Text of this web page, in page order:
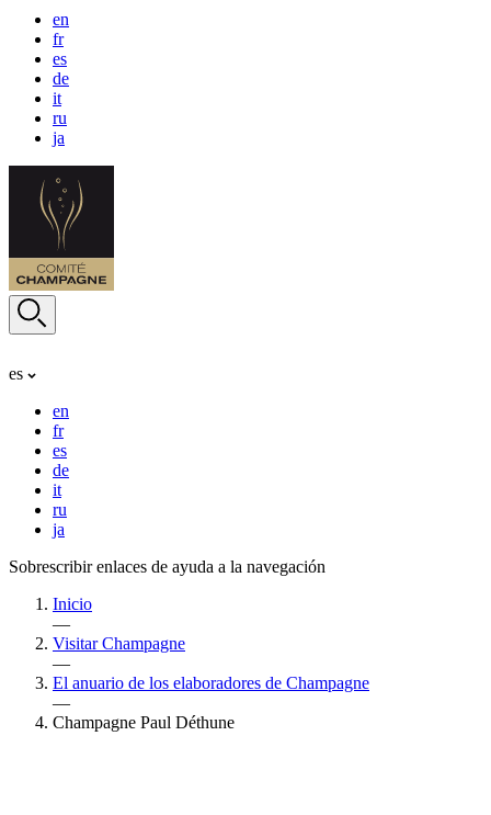
en
fr
es
de
it
ru
ja
es
en
fr
es
de
it
ru
ja
Sobrescribir enlaces de ayuda a la navegación
Inicio
—
Visitar Champagne
—
El anuario de los elaboradores de Champagne
—
Champagne Paul Déthune